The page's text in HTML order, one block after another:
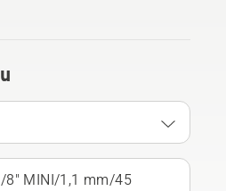
8" MINI/1,1 mm/45